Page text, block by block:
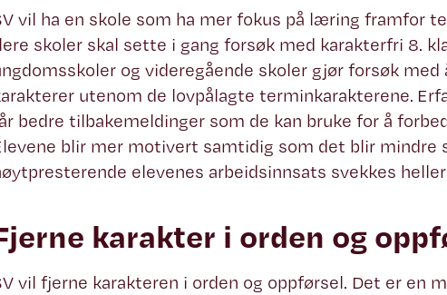
vil ha en skole som ha mer fokus på læring framfor
skoler skal sette i gang forsøk med karakterfri 8.
og videregående skoler gjør forsøk med
utenom de lovpålagte terminkarakterene.
bedre tilbakemeldinger som de kan bruke for å
blir mer motivert samtidig som det blir mindre
elevenes arbeidsinnsats svekkes
karakter i orden og
vil fjerne karakteren i orden og oppførsel. Det er en